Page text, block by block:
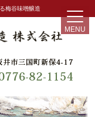
梅谷味噌醸造
MENU